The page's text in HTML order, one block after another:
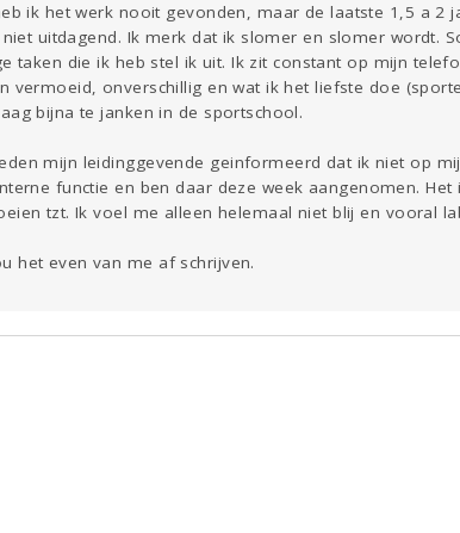
ik het werk nooit gevonden, maar de laatste 1,5 a 2
uitdagend. Ik merk dat ik slomer en slomer wordt.
taken die ik heb stel ik uit. Ik zit constant op mijn
vermoeid, onverschillig en wat ik het liefste doe
bijna te janken in de sportschool.
mijn leidinggevende geinformeerd dat ik niet op
functie en ben daar deze week aangenomen.
tzt. Ik voel me alleen helemaal niet blij en vooral
het even van me af schrijven.